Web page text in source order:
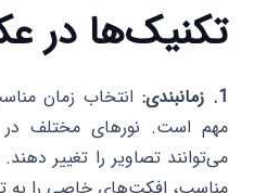
تکنیک‌ها در
1. زمانبندی:
انتخاب زمان
مهم است. نورهای مختلف
می‌توانند تصاویر را تغییر